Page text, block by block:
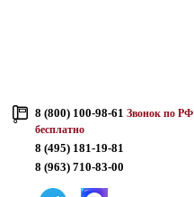
8 (800) 100-98-61 Звонок по РФ
бесплатно
8 (495) 181-19-81
8 (963) 710-83-00